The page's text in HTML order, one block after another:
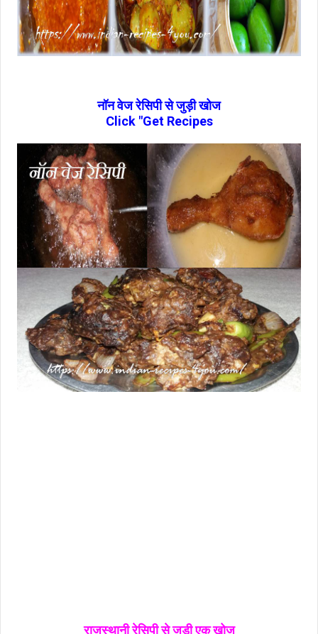
नॉन वेज रेसिपी से जुड़ी खोज
Click "Get Recipes
राजस्थानी रेसिपी से जुड़ी एक खोज